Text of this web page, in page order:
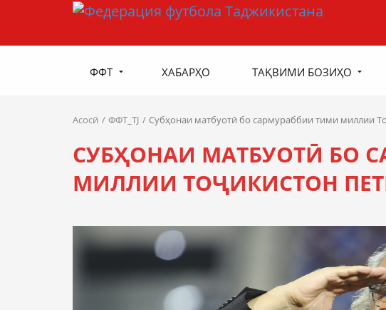
ФФТ ХАБАРҲО ТАҚВИМИ БОЗИҲО
Асосӣ ФФТ_TJ Субҳонаи матбуотӣ бо сармураббии тими миллии
СУБҲОНАИ МАТБУОТӢ БО
МИЛЛИИ ТОҶИКИСТОН